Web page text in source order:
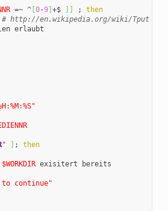
=~ ^[ 0-9] +$ ; then
# http://en.wikipedia.org/wiki/Tput
erlaubt
" ; then
$WORKDIR exisitert bereits
to continue"